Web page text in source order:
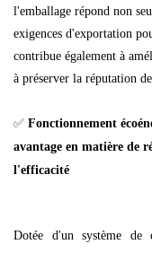
l'emballage répond non
exigences d'exportation
contribue également à
à préserver la réputation
✅ Fonctionnement
avantage en matière de
l'efficacité
Dotée d'un système de